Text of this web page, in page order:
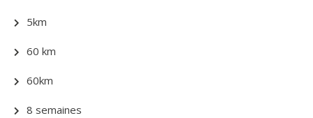
5km
60 km
60km
8 semaines